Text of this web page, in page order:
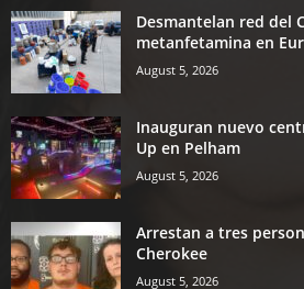
Desmantelan red del
metanfetamina en
August 5, 2026
Inauguran nuevo
Up en Pelham
August 5, 2026
Arrestan a tres
Cherokee
August 5, 2026